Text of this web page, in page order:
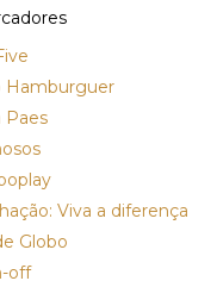
Hamburguer
Paes
Viva a diferença
Globo
off